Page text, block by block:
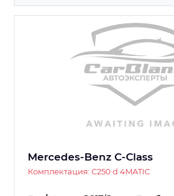
Mercedes-Benz C-Class
Комплектация: C250 d 4MATIC